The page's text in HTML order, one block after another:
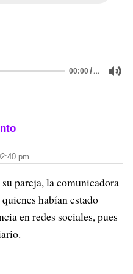
00:00/…
pm
pareja, la comunicadora
habían estado
en redes sociales, pues